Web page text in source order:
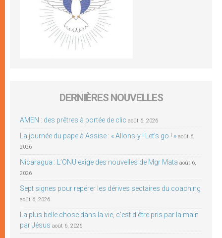
DERNIÈRES NOUVELLES
AMEN : des prêtres à portée de clic août 6, 2026
La journée du pape à Assise : « Allons-y ! Let’s go ! » août 6,
2026
Nicaragua : L’ONU exige des nouvelles de Mgr Mata août 6,
2026
Sept signes pour repérer les dérives sectaires du coaching
août 6, 2026
La plus belle chose dans la vie, c’est d’être pris par la main
par Jésus août 6, 2026